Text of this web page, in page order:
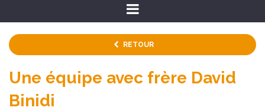
RETOUR
Une équipe avec frère David
Binidi